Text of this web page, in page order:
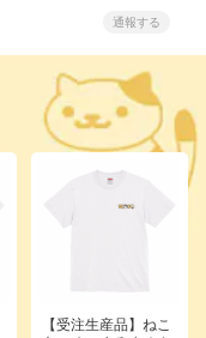
通報する
【受注生産品】ねこ